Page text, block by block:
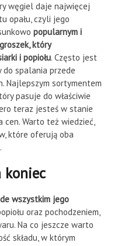
węgiel daje najwięcej
opału, czyli jego
popularnym i
który
i popiołu. Często jest
do spalania przede
Najlepszym sortymentem
pasuje do właściwie
teraz jesteś w stanie
cen. Warto też wiedzieć,
które oferują oba
koniec
wszystkim jego
oraz pochodzeniem,
Na co jeszcze warto
składu, w którym